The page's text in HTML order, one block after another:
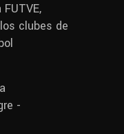
clubes de
-